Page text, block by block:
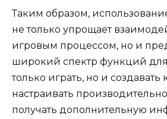
Таким образом,
не только упрощает
игровым процессом, но и
широкий спектр функций для
только играть, но и создавать
настраивать
получать дополнительную